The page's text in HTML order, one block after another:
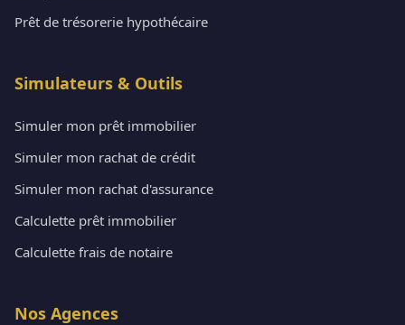
Prêt de trésorerie hypothécaire
Simulateurs & Outils
Simuler mon prêt immobilier
Simuler mon rachat de crédit
Simuler mon rachat d'assurance
Calculette prêt immobilier
Calculette frais de notaire
Nos Agences